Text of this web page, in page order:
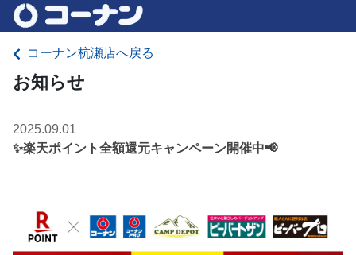
コーナン杭瀬店へ戻る
お知らせ
2025.09.01
✨楽天ポイント全額還元キャンペーン開催中📢